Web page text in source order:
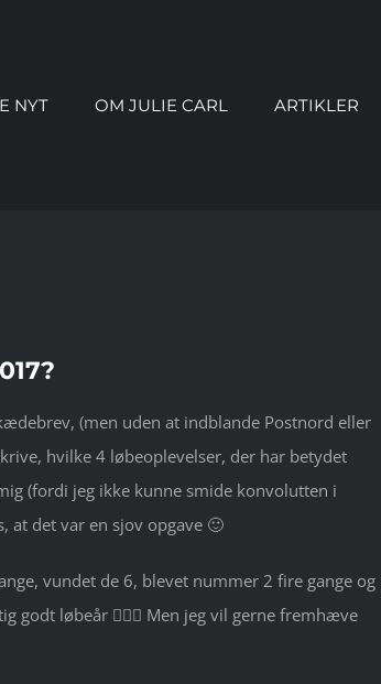
NYT OM JULIE CARL ARTIKLER
(men uden at indblande Postnord eller
hvilke 4 løbeoplevelser, der har betydet
(fordi jeg ikke kunne smide konvolutten i
at det var en sjov opgave 🙂
vundet de 6, blevet nummer 2 fire gange og
godt løbeår 🏃🏽‍♀️ Men jeg vil gerne fremhæve